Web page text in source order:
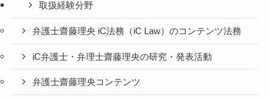
取扱経験分野
弁護士齋藤理央 iC法務（iC Law）のコンテンツ法務
iC弁護士・弁理士齋藤理央の研究・発表活動
弁護士齋藤理央コンテンツ